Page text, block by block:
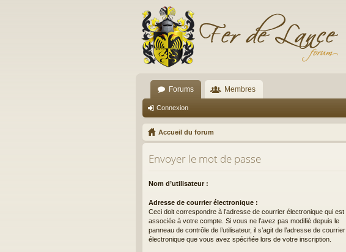
Forums Membres
Connexion
Accueil du forum
Envoyer le mot de passe
Nom d’utilisateur :
Adresse de courrier électronique :
Ceci doit correspondre à l’adresse de courrier électronique qui est
associée à votre compte. Si vous ne l’avez pas modifié depuis le
panneau de contrôle de l’utilisateur, il s’agit de l’adresse de courrier
électronique que vous avez spécifiée lors de votre inscription.